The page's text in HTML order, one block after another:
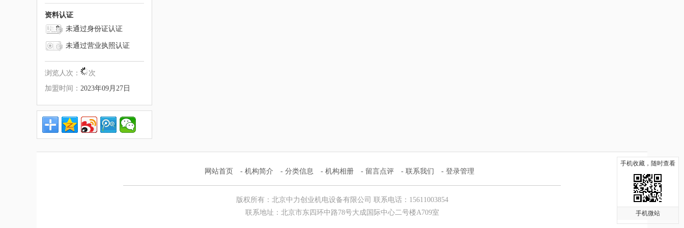
资料认证
未通过身份证认证
未通过营业执照认证
浏览人次：
次
加盟时间： 2023年09月27日
网站首页 - 机构简介 - 分类信息 - 机构相册 - 留言点评 - 联系我们 - 登录管理
版权所有：北京中力创业机电设备有限公司 联系电话：15611003854
联系地址：北京市东四环中路78号大成国际中心二号楼A709室
手机收藏，随时查看
手机微站